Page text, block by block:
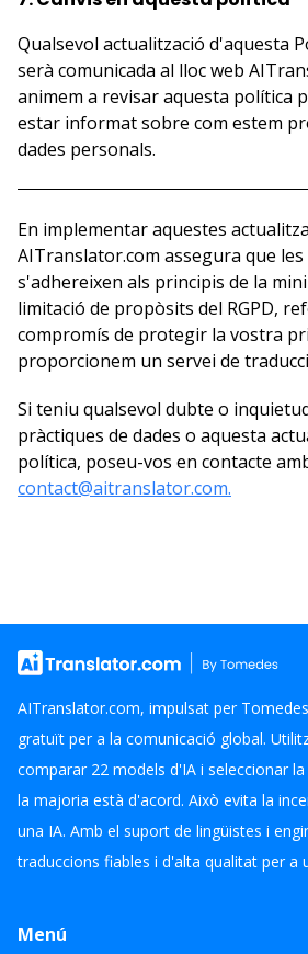
Qualsevol actualització d'aquesta
serà comunicada al lloc web
animem a revisar aquesta política
estar informat sobre com estem
dades personals.
En implementar aquestes
AITranslator.com assegura que
s'adhereixen als principis de la
limitació de propòsits del RGPD,
compromís de protegir la vostra
proporcionem un servei de
Si teniu qualsevol dubte o
pràctiques de dades o aquesta
política, poseu-vos en contacte
contact@aitranslator.com.
AITranslator.com, impulsat per
gratuït per a la comunicació global.
comparar 22 models d'IA i seleccionar
la majoria està d'acord. Això evita la
una IA. Amb el suport de lingüistes i
traduccions fiables i d'alta qualitat per a
Menú